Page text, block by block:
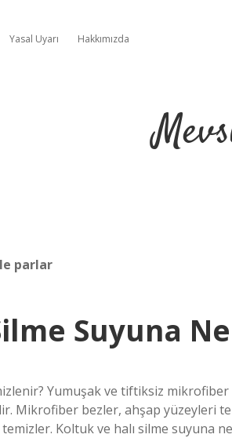
Yasal Uyarı Hakkımızda
parlar
Suyuna
Yumuşak ve tiftiksiz
Mikrofiber bezler, ahşap yüzeyleri
Koltuk ve halı silme suyuna